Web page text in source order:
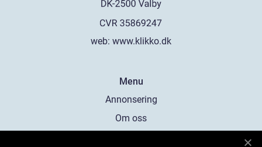
web: www.klikko.dk
Menu
Annonsering
Om oss